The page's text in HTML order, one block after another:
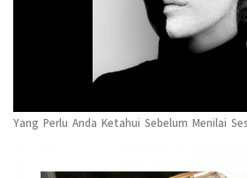
Yang Perlu Anda Ketahui Sebelum Menilai